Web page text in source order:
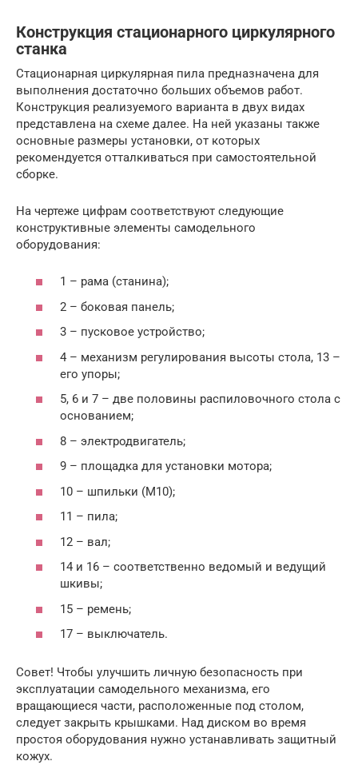
Конструкция стационарного циркулярного
станка
Стационарная циркулярная пила предназначена для
выполнения достаточно больших объемов работ.
Конструкция реализуемого варианта в двух видах
представлена на схеме далее. На ней указаны также
основные размеры установки, от которых
рекомендуется отталкиваться при самостоятельной
сборке.
На чертеже цифрам соответствуют следующие
конструктивные элементы самодельного
оборудования:
1 – рама (станина);
2 – боковая панель;
3 – пусковое устройство;
4 – механизм регулирования высоты стола, 13 –
его упоры;
5, 6 и 7 – две половины распиловочного стола с
основанием;
8 – электродвигатель;
9 – площадка для установки мотора;
10 – шпильки (М10);
11 – пила;
12 – вал;
14 и 16 – соответственно ведомый и ведущий
шкивы;
15 – ремень;
17 – выключатель.
Совет! Чтобы улучшить личную безопасность при
эксплуатации самодельного механизма, его
вращающиеся части, расположенные под столом,
следует закрыть крышками. Над диском во время
простоя оборудования нужно устанавливать защитный
кожух.